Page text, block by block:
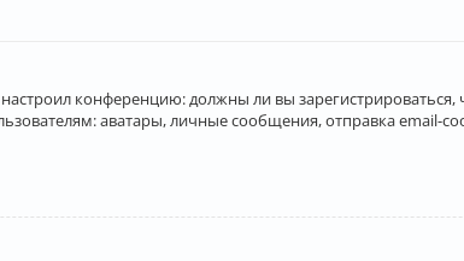
настроил конференцию: должны ли вы
аватары, личные сообщения, отправка email-